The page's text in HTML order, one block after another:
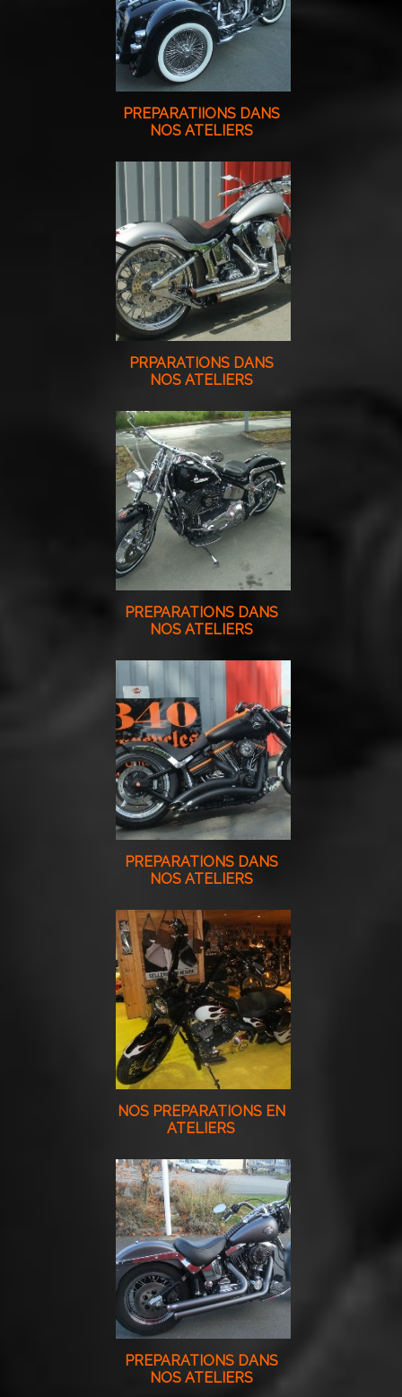
PREPARATIIONS DANS
NOS ATELIERS
PRPARATIONS DANS
NOS ATELIERS
PREPARATIONS DANS
NOS ATELIERS
PREPARATIONS DANS
NOS ATELIERS
NOS PREPARATIONS EN
ATELIERS
PREPARATIONS DANS
NOS ATELIERS